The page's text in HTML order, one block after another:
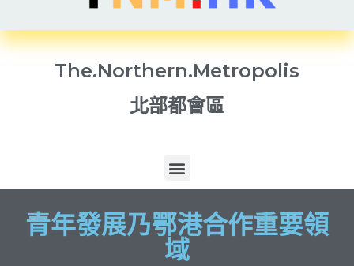
The.Northern.Metropolis
北部都會區
青年發展乃鄂港合作重要領
域